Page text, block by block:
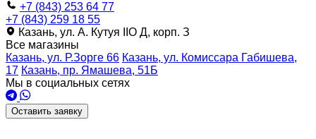
+7 (843) 253 64 77
+7 (843) 259 18 55
Казань, ул. А. Кутуя IIO Д, корп. З
Все магазины
Казань, ул. Р.Зорге 66 Казань, ул. Комиссара Габишева,
17 Казань, пр. Ямашева, 51Б
Мы в социальных сетях
Оставить заявку